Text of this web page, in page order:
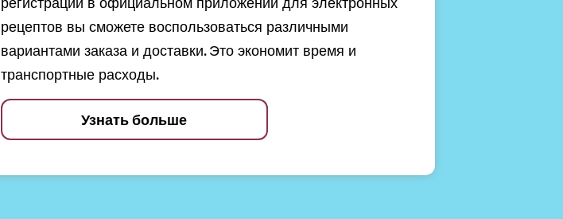
рецептов вы сможете воспользоваться различными
вариантами заказа и доставки. Это экономит время и
транспортные расходы.
Узнать больше